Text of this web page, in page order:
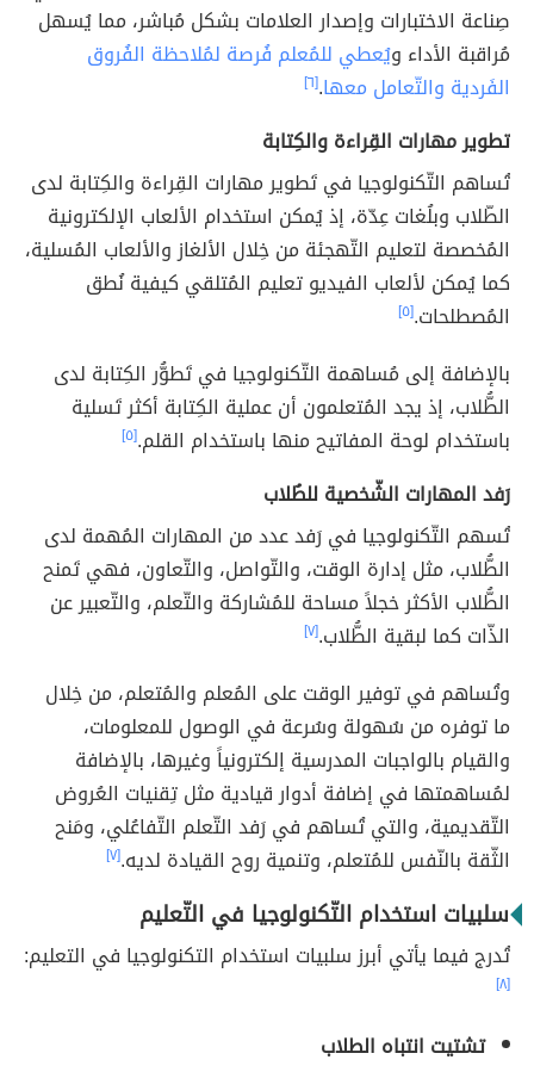
صِناعة الاختبارات وإصدار العلامات بشكل مُباشر، مما يُسهل
مُراقبة الأداء ويُعطي للمُعلم فُرصة لمُلاحظة الفُروق
الفَردية والتّعامل معها.[٦]
تطوير مهارات القِراءة والكِتابة
تُساهم التّكنولوجيا في تَطوير مهارات القِراءة والكِتابة لدى
الطّلاب وبلُغات عِدّة، إذ يُمكن استخدام الألعاب الإلكترونية
المُخصصة لتعليم التّهجئة من خِلال الألغاز والألعاب المُسلية،
كما يُمكن لألعاب الفيديو تعليم المُتلقي كيفية نُطق
المُصطلحات.[٥]
بالإضافة إلى مُساهمة التّكنولوجيا في تَطوُّر الكِتابة لدى
الطُّلاب، إذ يجد المُتعلمون أن عملية الكِتابة أكثر تَسلية
باستخدام لوحة المفاتيح منها باستخدام القلم.[٥]
رَفد المهارات الشّخصية للطُلاب
تُسهم التّكنولوجيا في رَفد عدد من المهارات المُهمة لدى
الطُّلاب، مثل إدارة الوقت، والتّواصل، والتّعاون، فهي تَمنح
الطُّلاب الأكثر خجلاً مساحة للمُشاركة والتّعلم، والتّعبير عن
الذّات كما لبقية الطُّلاب.[٧]
وتُساهم في توفير الوقت على المُعلم والمُتعلم، من خِلال
ما توفره من سُهولة وسُرعة في الوصول للمعلومات،
والقيام بالواجبات المدرسية إلكترونياً وغيرها، بالإضافة
لمُساهمتها في إضافة أدوار قيادية مثل تِقنيات العُروض
التّقديمية، والتي تُساهم في رَفد التّعلم التّفاعُلي، ومَنح
الثّقة بالنّفس للمُتعلم، وتنمية روح القيادة لديه.[٧]
سلبيات استخدام التّكنولوجيا في التّعليم
تُدرج فيما يأتي أبرز سلبيات استخدام التكنولوجيا في التعليم:
[٨]
تشتيت انتباه الطلاب